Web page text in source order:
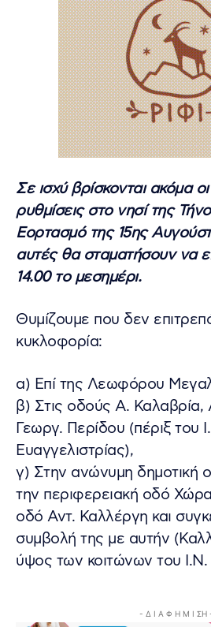
Σε ισχύ βρίσκονται ακόμα
ρυθμίσεις στο νησί της
Εορτασμό της 15ης
αυτές θα σταματήσουν να
14.00 το μεσημέρι.
Θυμίζουμε που δεν
κυκλοφορία:
α) Επί της Λεωφόρου
β) Στις οδούς Α. Καλαβρία,
Γεωργ. Περίδου (πέριξ του
Ευαγγελιστρίας),
γ) Στην ανώνυμη δημοτική
την περιφερειακή οδό
οδό Αντ. Καλλέργη και
συμβολή της με αυτήν
ύψος των κοιτώνων του Ι.Ν.
- Δ Ι Α Φ Η Μ Ι ΣΗ